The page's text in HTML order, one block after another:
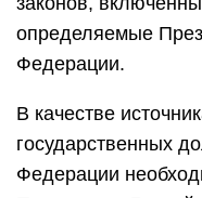
определяемые
Федерации.
В качестве
государственных
Федерации